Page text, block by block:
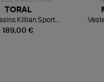
189,00 €
TORAL
Killian Sport
Mousse